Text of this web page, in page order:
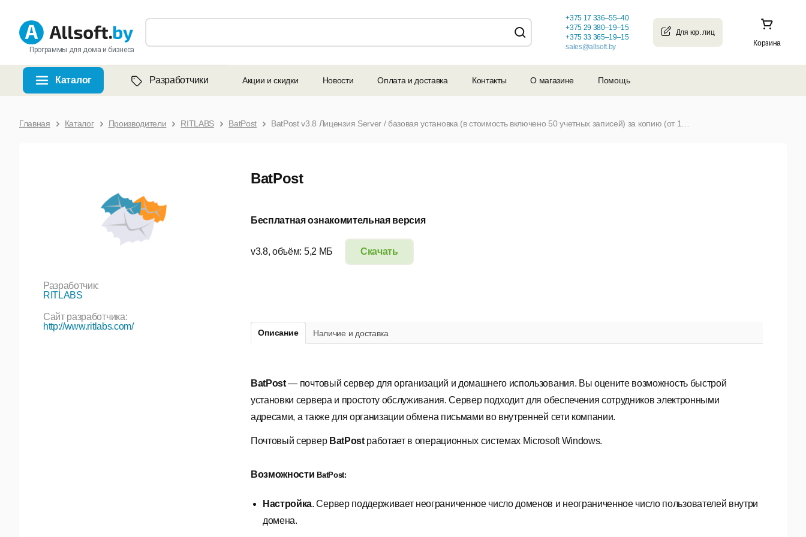
Программы для дома и бизнеса
Корзина
+375 17 336–55–40
+375 29 380–19–15
+375 33 365–19–15
sales@allsoft.by
Каталог Разработчики Акции и скидки Новости Оплата и доставка Контакты О магазине Помощь
Главная Каталог Производители RITLABS BatPost
BatPost
Разработчик:
RITLABS
Сайт разработчика:
http://www.ritlabs.com/
Бесплатная ознакомительная версия
Скачать
v3.8, объём: 5,2 МБ
Описание Наличие и доставка
BatPost— почтовый сервер для организаций и домашнего использования. Вы оцените возможность быстрой
установки сервера и простоту обслуживания. Сервер подходит для обеспечения сотрудников электронными
адресами, а также для организации обмена письмами во внутренней сети компании.
Почтовый сервер BatPostработает в операционных системах Microsoft Windows.
ВозможностиBatPost:
Настройка. Сервер поддерживает неограниченное число доменов и неограниченное число пользователей внутри
домена.